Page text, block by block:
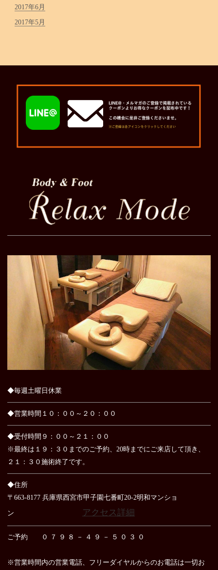
2017年6月
2017年5月
◆毎週土曜日休業
◆営業時間１０：００～２０：００
◆受付時間９：００～２１：００
※最終は１９：３０までのご予約、20時までにご来店して頂き、
２１：３０施術終了です。
◆住所
〒663-8177 兵庫県西宮市甲子園七番町20-2明和マンショ
ン アクセス詳細
ご予約 ０ ７ ９ ８ － ４ ９ － ５ ０ ３ ０
※営業時間内の営業電話、フリーダイヤルからのお電話は一切お